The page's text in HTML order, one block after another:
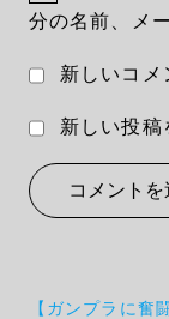
分の名前、メ
新しいコメ
新しい投稿
投
【ガンプラに奮